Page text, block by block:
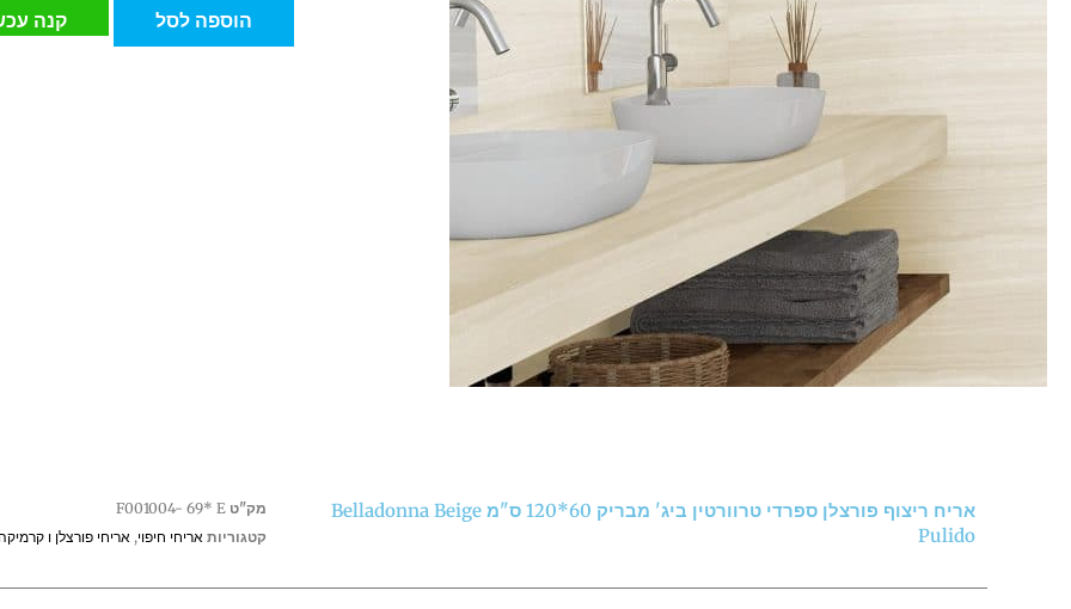
ריצוף
הוספה לסל קנה
אריח ריצוף פורצלן ספרדי טרוורטין ביג' מבריק 60*120 ס"מ Belladonna Beige
Pulido
מק"טF001004- 69* E
קטגוריות אריחי חיפוי,אריחי פורצלן ו